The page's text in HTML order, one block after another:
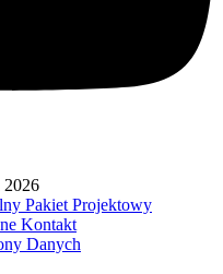
2026
Pakiet Projektowy
Kontakt
Danych